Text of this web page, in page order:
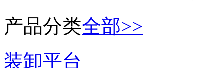
产品分类全部>>
装卸平台